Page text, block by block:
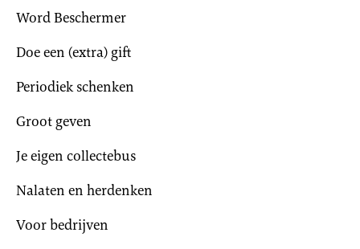
Word Beschermer
Doe een (extra) gift
Periodiek schenken
Groot geven
Je eigen collectebus
Nalaten en herdenken
Voor bedrijven